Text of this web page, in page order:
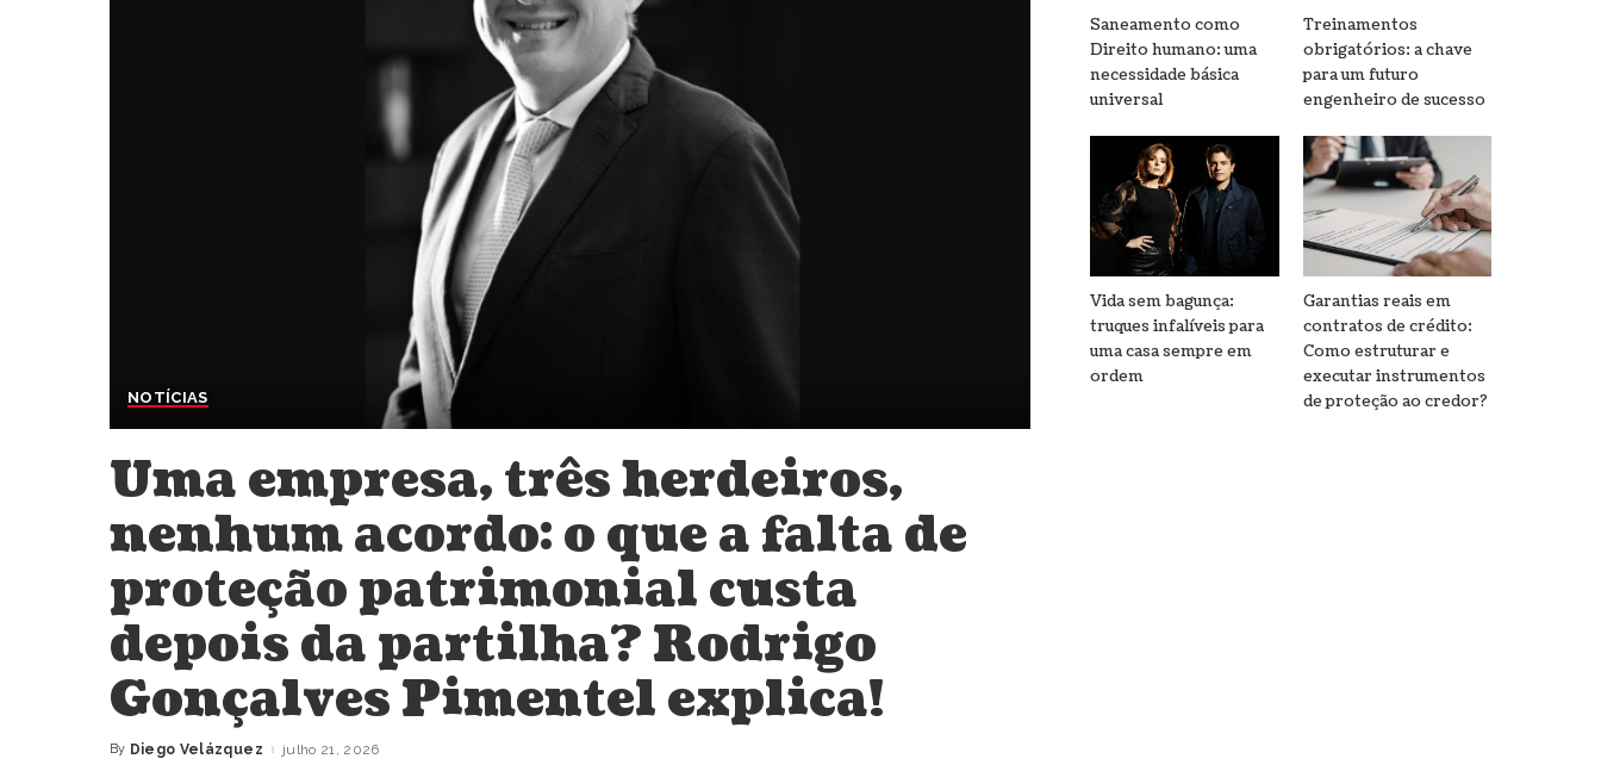
NOTÍCIAS
Uma empresa, três herdeiros,
nenhum acordo: o que a falta de
proteção patrimonial custa
depois da partilha? Rodrigo
Gonçalves Pimentel explica!
Posted
By Diego Velázquez julho 21, 2026
Saneamento como
Direito humano: uma
necessidade básica
universal
Treinamentos
obrigatórios: a chave
para um futuro
engenheiro de sucesso
Vida sem bagunça:
truques infalíveis para
uma casa sempre em
ordem
Garantias reais em
contratos de crédito:
Como estruturar e
executar instrumentos
de proteção ao credor?